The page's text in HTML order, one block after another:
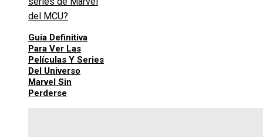
Guía Definitiva
Para Ver Las
Películas Y Series
Del Universo
Marvel Sin
Perderse